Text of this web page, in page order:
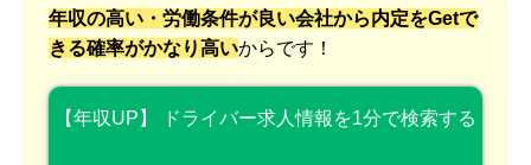
年収の高い・労働条件が良い会社から内定をGetで
きる確率がかなり高いからです！
【年収UP】 ドライバー求人情報を1分で検索する